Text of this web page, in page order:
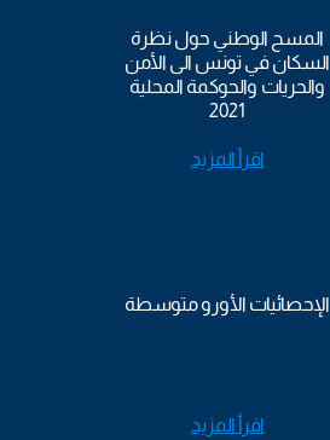
المسح الوطني حول نظرة
السكان في تونس الى الأمن
والحريات والحوكمة المحلية
2021
اقرأ المزيد
الإحصائيات الأورو متوسطة
اقرأ المزيد